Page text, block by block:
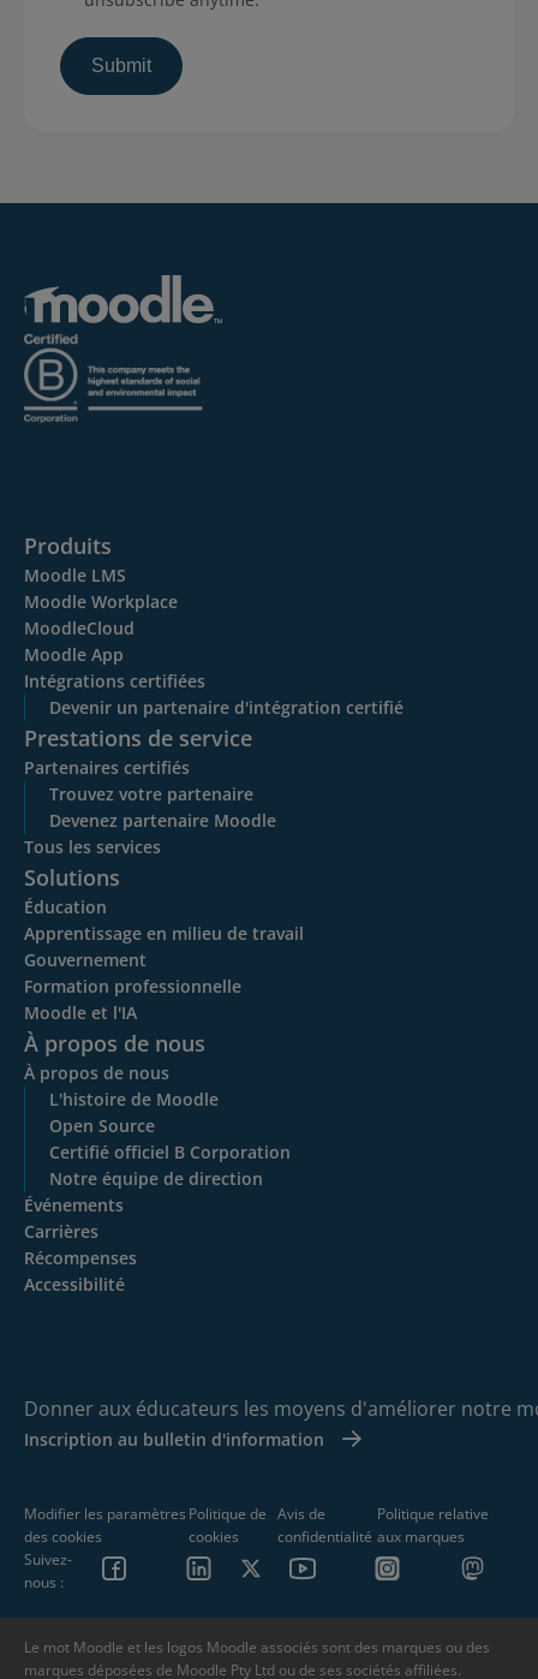
Produits
Moodle LMS
Moodle Workplace
MoodleCloud
Moodle App
Intégrations certifiées
Devenir un partenaire d'intégration certifié
Prestations de service
Partenaires certifiés
Trouvez votre partenaire
Devenez partenaire Moodle
Tous les services
Solutions
Éducation
Apprentissage en milieu de travail
Gouvernement
Formation professionnelle
Moodle et l'IA
À propos de nous
À propos de nous
L'histoire de Moodle
Open Source
Certifié officiel B Corporation
Notre équipe de direction
Événements
Carrières
Récompenses
Accessibilité
Donner aux éducateurs les moyens d'améliorer notre
Inscription au bulletin d'information
Modifier les paramètres
des cookies
Politique de
cookies
Avis de
confidentialité
Politique relative
aux marques
Suivez-
nous :
Le mot Moodle et les logos Moodle associés sont des marques ou des
marques déposées de Moodle Pty Ltd ou de ses sociétés affiliées.